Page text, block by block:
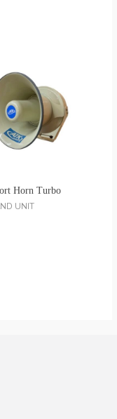
Horn Turbo
UNIT